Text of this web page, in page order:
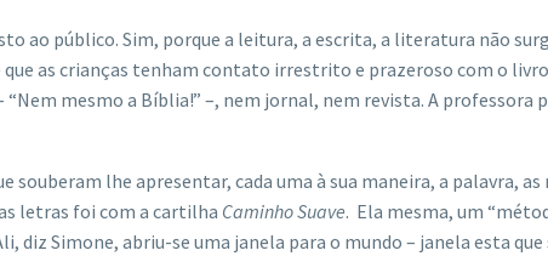
ao público. Sim, porque a leitura, a escrita, a literatura não
que as crianças tenham contato irrestrito e prazeroso com o
mesmo a Bíblia!” –, nem jornal, nem revista. A professora
souberam lhe apresentar, cada uma à sua maneira, a palavra,
letras foi com a cartilha Caminho Suave. Ela mesma, um
diz Simone, abriu-se uma janela para o mundo – janela esta